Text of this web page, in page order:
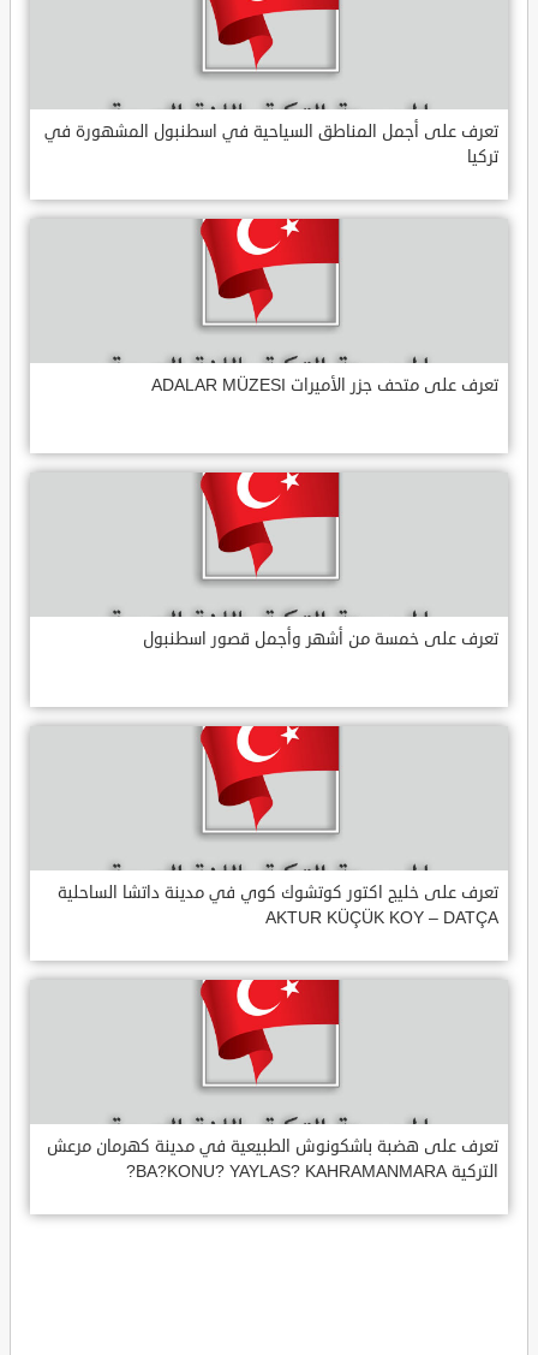
تعرف على أجمل المناطق السياحية في اسطنبول المشهورة في
تركيا
تعرف على متحف جزر الأميرات ADALAR MÜZESI
تعرف على خمسة من أشهر وأجمل قصور اسطنبول
تعرف على خليج اكتور كوتشوك كوي في مدينة داتشا الساحلية
AKTUR KÜÇÜK KOY – DATÇA
تعرف على هضبة باشكونوش الطبيعية في مدينة كهرمان مرعش
التركية BA?KONU? YAYLAS? KAHRAMANMARA?